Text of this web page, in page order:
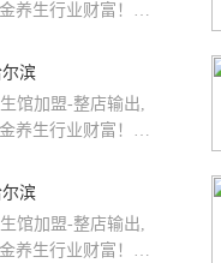
养生行业财富！全
滨
馆加盟-整店输出,
养生行业财富！全
滨
馆加盟-整店输出,
养生行业财富！全